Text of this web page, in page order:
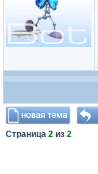
Страница 2 из 2